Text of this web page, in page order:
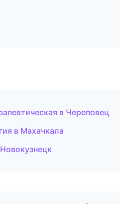
в Череповец
в Махачкала